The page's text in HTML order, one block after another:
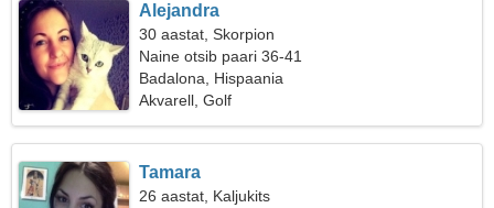
Alejandra
30 aastat, Skorpion
Naine otsib paari 36-41
Badalona, Hispaania
Akvarell, Golf
Tamara
26 aastat, Kaljukits